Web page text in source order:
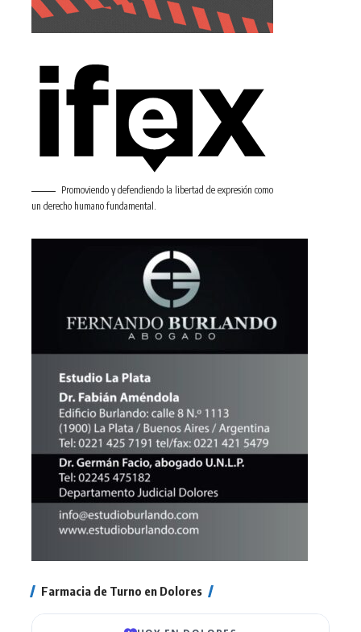
Promoviendo y defendiendo la libertad de expresión como
un derecho humano fundamental.
Farmacia de Turno en Dolores